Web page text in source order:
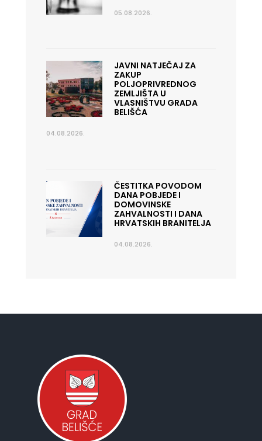
05.08.2026.
JAVNI NATJEČAJ ZA
ZAKUP
POLJOPRIVREDNOG
ZEMLJIŠTA U
VLASNIŠTVU GRADA
BELIŠĆA
04.08.2026.
ČESTITKA POVODOM
DANA POBJEDE I
DOMOVINSKE
ZAHVALNOSTI I DANA
HRVATSKIH BRANITELJA
04.08.2026.